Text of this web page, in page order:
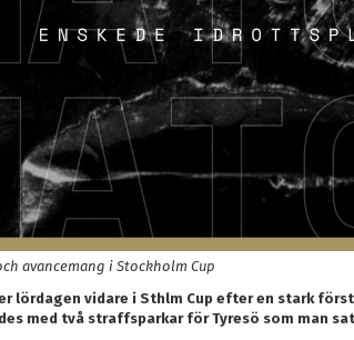
avancemang i Stockholm Cup
lördagen vidare i Sthlm Cup efter en stark
med två straffsparkar för Tyresö som man